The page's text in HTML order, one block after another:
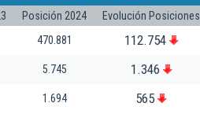
Posición 2024
Evolución Posiciones
470.881 112.754
5.745 1.346
1.694 565